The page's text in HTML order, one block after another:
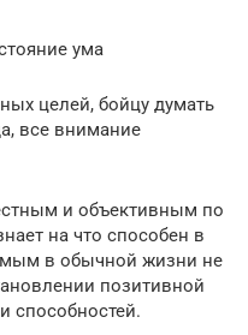
ума
целей, бойцу думать
все внимание
и объективным по
на что способен в
в обычной жизни не
позитивной
способностей.